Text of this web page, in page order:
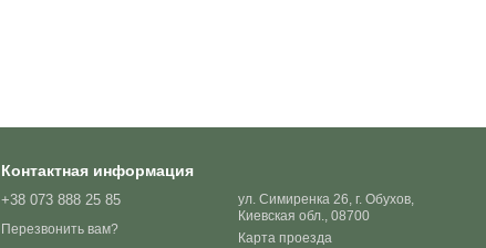
Контактная информация
+38 073 888 25 85
Перезвонить вам?
ул. Симиренка 26, г. Обухов,
Киевская обл., 08700
Карта проезда